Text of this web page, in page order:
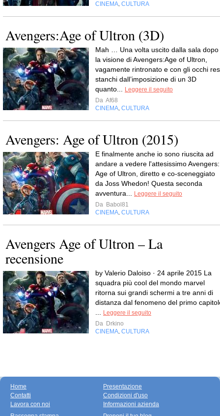
CINEMA CULTURA
Avengers:Age of Ultron (3D)
Mah … Una volta uscito dalla sala dopo
la visione di Avengers:Age of Ultron,
vagamente rintronato e con gli occhi
stanchi dall’imposizione di un 3D
quanto...
Leggere il seguito
Da Af68
CINEMA CULTURA
Avengers: Age of Ultron (2015)
E finalmente anche io sono riuscita ad
andare a vedere l'attesissimo Avengers:
Age of Ultron, diretto e co-sceneggiato
da Joss Whedon! Questa seconda
avventura...
Leggere il seguito
Da Babol81
CINEMA CULTURA
Avengers Age of Ultron – La
recensione
by Valerio Daloiso · 24 aprile 2015 La
squadra più cool del mondo marvel
ritorna sui grandi schermi a tre anni di
distanza dal fenomeno del primo
Leggere il seguito
Da Drkino
CINEMA CULTURA
Home
Contatti
Lavora con noi
Presentazione
Condizioni d'uso
Informazioni azienda